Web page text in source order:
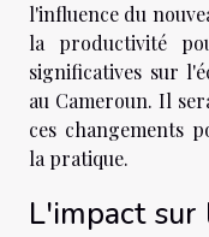
l'influence du
la productivité
significatives sur
au Cameroun. Il
ces changements
la pratique.
L'impact